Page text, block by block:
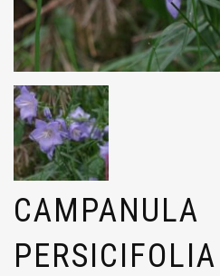
CAMPANULA